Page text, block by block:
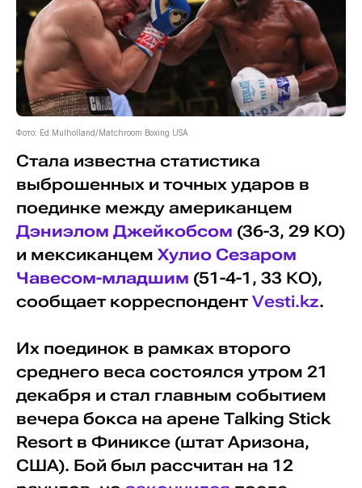
Фото: Ed Mulholland/Matchroom Boxing USA
Стала известна статистика
выброшенных и точных ударов в
поединке между американцем
Дэниэлом Джейкобсом (36-3, 29 КО)
и мексиканцем Хулио Сезаром
Чавесом-младшим (51-4-1, 33 КО),
сообщает корреспондент Vesti.kz.
Их поединок в рамках второго
среднего веса состоялся утром 21
декабря и стал главным событием
вечера бокса на арене Talking Stick
Resort в Финиксе (штат Аризона,
США). Бой был рассчитан на 12